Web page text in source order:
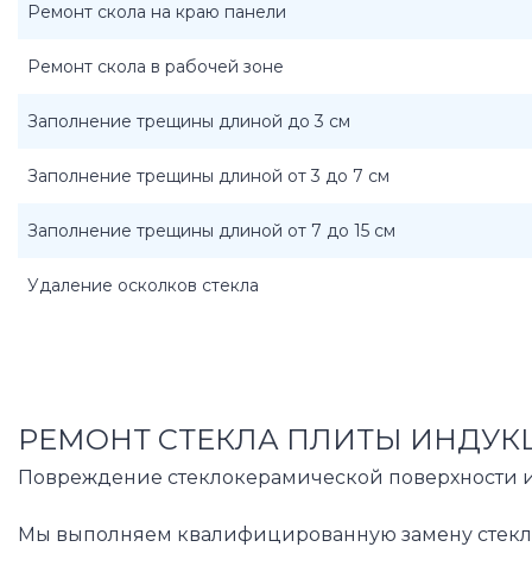
Ремонт скола на краю панели
Ремонт скола в рабочей зоне
Заполнение трещины длиной до 3 см
Заполнение трещины длиной от 3 до 7 см
Заполнение трещины длиной от 7 до 15 см
Удаление осколков стекла
РЕМОНТ СТЕКЛА ПЛИТЫ
Повреждение стеклокерамической поверхности
Мы выполняем квалифицированную замену